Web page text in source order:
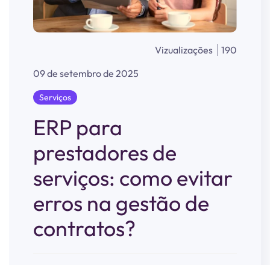
Vizualizações
190
09 de setembro de 2025
Serviços
ERP para
prestadores de
serviços: como evitar
erros na gestão de
contratos?